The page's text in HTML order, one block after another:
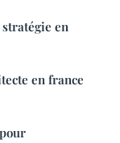
en
en france